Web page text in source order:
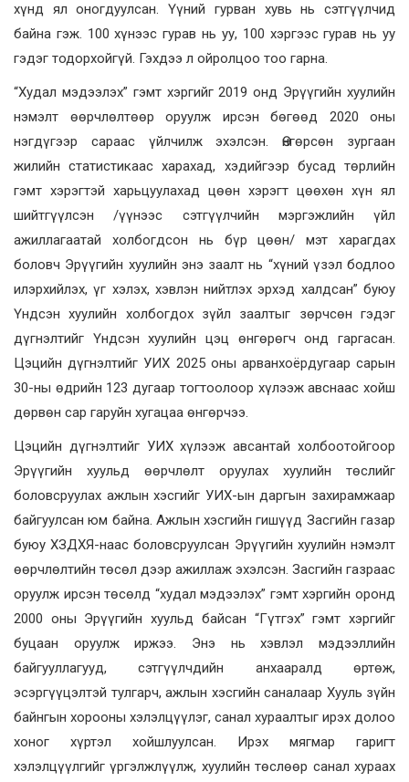
хүнд ял оногдуулсан. Үүний гурван хувь нь сэтгүүлчид
байна гэж. 100 хүнээс гурав нь уу, 100 хэргээс гурав нь уу
гэдэг тодорхойгүй. Гэхдээ л ойролцоо тоо гарна.
“Худал мэдээлэх” гэмт хэргийг 2019 онд Эрүүгийн хуулийн
нэмэлт өөрчлөлтөөр оруулж ирсэн бөгөөд 2020 оны
нэгдүгээр сараас үйлчилж эхэлсэн. Өнгөрсөн зургаан
жилийн статистикаас харахад, хэдийгээр бусад төрлийн
гэмт хэрэгтэй харьцуулахад цөөн хэрэгт цөөхөн хүн ял
шийтгүүлсэн /үүнээс сэтгүүлчийн мэргэжлийн үйл
ажиллагаатай холбогдсон нь бүр цөөн/ мэт харагдах
боловч Эрүүгийн хуулийн энэ заалт нь “хүний үзэл бодлоо
илэрхийлэх, үг хэлэх, хэвлэн нийтлэх эрхэд халдсан” буюу
Үндсэн хуулийн холбогдох зүйл заалтыг зөрчсөн гэдэг
дүгнэлтийг Үндсэн хуулийн цэц өнгөрөгч онд гаргасан.
Цэцийн дүгнэлтийг УИХ 2025 оны арванхоёрдугаар сарын
30-ны өдрийн 123 дугаар тогтоолоор хүлээж авснаас хойш
дөрвөн сар гаруйн хугацаа өнгөрчээ.
Цэцийн дүгнэлтийг УИХ хүлээж авсантай холбоотойгоор
Эрүүгийн хуульд өөрчлөлт оруулах хуулийн төслийг
боловсруулах ажлын хэсгийг УИХ-ын даргын захирамжаар
байгуулсан юм байна. Ажлын хэсгийн гишүүд Засгийн газар
буюу ХЗДХЯ-наас боловсруулсан Эрүүгийн хуулийн нэмэлт
өөрчлөлтийн төсөл дээр ажиллаж эхэлсэн. Засгийн газраас
оруулж ирсэн төсөлд “худал мэдээлэх” гэмт хэргийн оронд
2000 оны Эрүүгийн хуульд байсан “Гүтгэх” гэмт хэргийг
буцаан оруулж иржээ. Энэ нь хэвлэл мэдээллийн
байгууллагууд, сэтгүүлчдийн анхааралд өртөж,
эсэргүүцэлтэй тулгарч, ажлын хэсгийн саналаар Хууль зүйн
байнгын хорооны хэлэлцүүлэг, санал хураалтыг ирэх долоо
хоног хүртэл хойшлуулсан. Ирэх мягмар гаригт
хэлэлцүүлгийг үргэлжлүүлж, хуулийн төслөөр санал хураах